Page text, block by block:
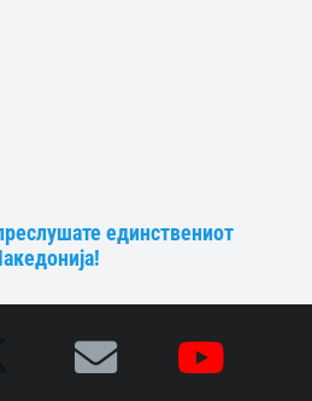
единствениот